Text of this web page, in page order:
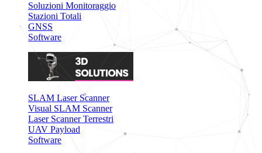
Soluzioni Monitoraggio
Stazioni Totali
GNSS
Software
SLAM Laser Scanner
Visual SLAM Scanner
Laser Scanner Terrestri
UAV Payload
Software